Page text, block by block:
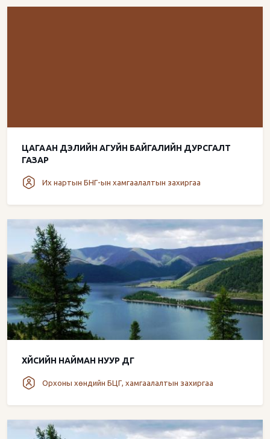
ЦАГААН ДЭЛИЙН АГУЙН БАЙГАЛИЙН ДУРСГАЛТ
ГАЗАР
Их нартын БНГ-ын хамгаалалтын захиргаа
ХҮЙСИЙН НАЙМАН НУУР ДГ
Орхоны хөндийн БЦГ, хамгаалалтын захиргаа